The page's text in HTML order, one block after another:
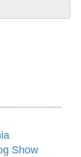
Show